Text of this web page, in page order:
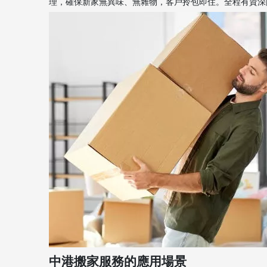
中港搬家服務的應用場景